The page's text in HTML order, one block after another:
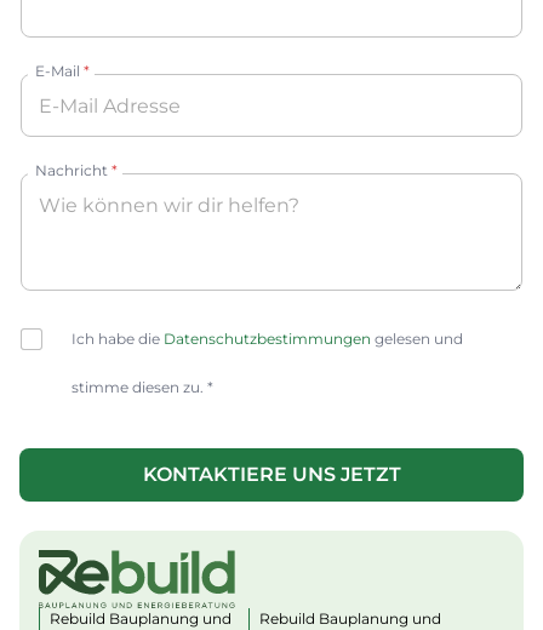
E-Mail *
Nachricht *
C
h
s
*
Ich habe die Datenschutzbestimmungen gelesen und
stimme diesen zu. *
KONTAKTIERE UNS JETZT
lt
e
Rebuild Bauplanung und
Rebuild Bauplanung und